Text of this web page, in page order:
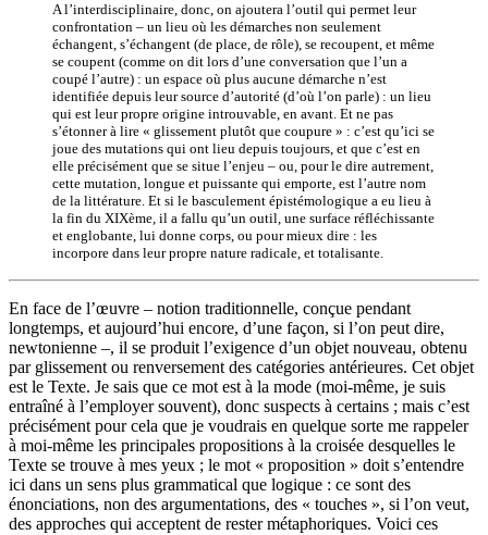
A l’interdisciplinaire, donc, on ajoutera l’outil qui permet leur
confrontation – un lieu où les démarches non seulement
échangent, s’échangent (de place, de rôle), se recoupent, et même
se coupent (comme on dit lors d’une conversation que l’un a
coupé l’autre) : un espace où plus aucune démarche n’est
identifiée depuis leur source d’autorité (d’où l’on parle) : un lieu
qui est leur propre origine introuvable, en avant. Et ne pas
s’étonner à lire « glissement plutôt que coupure » : c’est qu’ici se
joue des mutations qui ont lieu depuis toujours, et que c’est en
elle précisément que se situe l’enjeu – ou, pour le dire autrement,
cette mutation, longue et puissante qui emporte, est l’autre nom
de la littérature. Et si le basculement épistémologique a eu lieu à
la fin du XIXème, il a fallu qu’un outil, une surface réfléchissante
et englobante, lui donne corps, ou pour mieux dire : les
incorpore dans leur propre nature radicale, et totalisante.
En face de l’œuvre – notion traditionnelle, conçue pendant
longtemps, et aujourd’hui encore, d’une façon, si l’on peut dire,
newtonienne –, il se produit l’exigence d’un objet nouveau, obtenu
par glissement ou renversement des catégories antérieures. Cet objet
est le Texte. Je sais que ce mot est à la mode (moi-même, je suis
entraîné à l’employer souvent), donc suspects à certains ; mais c’est
précisément pour cela que je voudrais en quelque sorte me rappeler
à moi-même les principales propositions à la croisée desquelles le
Texte se trouve à mes yeux ; le mot « proposition » doit s’entendre
ici dans un sens plus grammatical que logique : ce sont des
énonciations, non des argumentations, des « touches », si l’on veut,
des approches qui acceptent de rester métaphoriques. Voici ces